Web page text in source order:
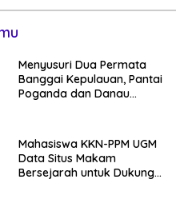
Menyusuri Dua Permata
Banggai Kepulauan, Pantai
Poganda dan Danau
Mahasiswa KKN-PPM UGM
Data Situs Makam
Bersejarah untuk Dukung